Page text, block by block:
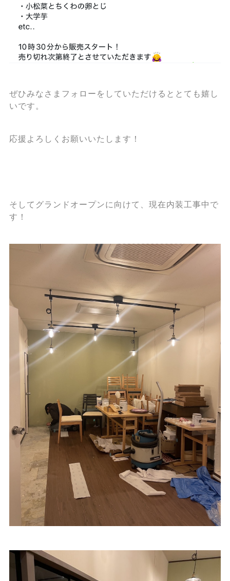
ぜひみなさまフォローをしていただけるととても嬉し
いです。
応援よろしくお願いいたします！
そしてグランドオープンに向けて、現在内装工事中で
す！